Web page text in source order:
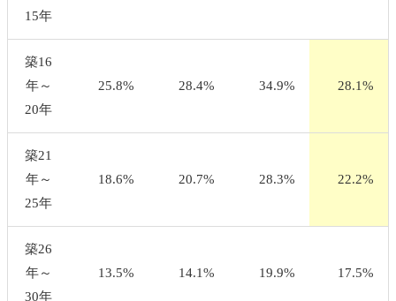
15年
築16
年～
20年
25.8% 28.4% 34.9% 28.1%
築21
年～
25年
18.6% 20.7% 28.3% 22.2%
築26
年～
30年
13.5% 14.1% 19.9% 17.5%